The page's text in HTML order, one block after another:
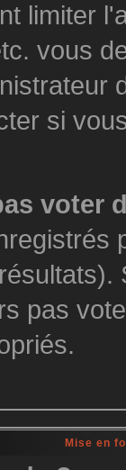
limiter
vous
si
voter
pas
Mise en